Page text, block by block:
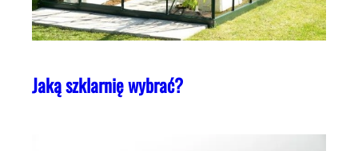
Jaką szklarnię wybrać?